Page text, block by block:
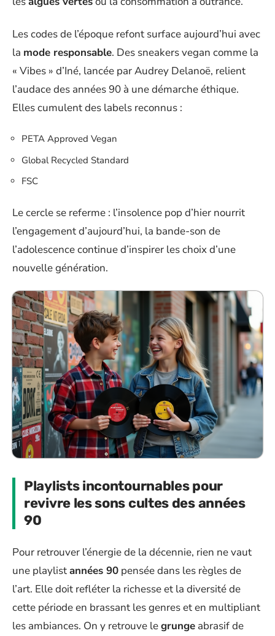
Les codes de l’époque refont surface aujourd’hui avec
la mode responsable. Des sneakers vegan comme la
« Vibes » d’Iné, lancée par Audrey Delanoë, relient
l’audace des années 90 à une démarche éthique.
Elles cumulent des labels reconnus :
PETA Approved Vegan
Global Recycled Standard
FSC
Le cercle se referme : l’insolence pop d’hier nourrit
l’engagement d’aujourd’hui, la bande-son de
l’adolescence continue d’inspirer les choix d’une
nouvelle génération.
Playlists incontournables pour
revivre les sons cultes des années
90
Pour retrouver l’énergie de la décennie, rien ne vaut
une playlistannées 90 pensée dans les règles de
l’art. Elle doit refléter la richesse et la diversité de
cette période en brassant les genres et en multipliant
les ambiances. On y retrouve legrunge abrasif de